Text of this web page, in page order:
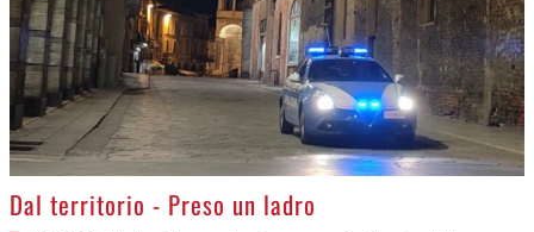
>
Dal territorio - Preso un ladro